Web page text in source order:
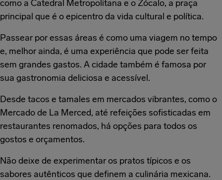
como a Catedral Metropolitana e o Zócalo, a praça
principal que é o epicentro da vida cultural e política.
Passear por essas áreas é como uma viagem no tempo
e, melhor ainda, é uma experiência que pode ser feita
sem grandes gastos. A cidade também é famosa por
sua gastronomia deliciosa e acessível.
Desde tacos e tamales em mercados vibrantes, como o
Mercado de La Merced, até refeições sofisticadas em
restaurantes renomados, há opções para todos os
gostos e orçamentos.
Não deixe de experimentar os pratos típicos e os
sabores autênticos que definem a culinária mexicana.